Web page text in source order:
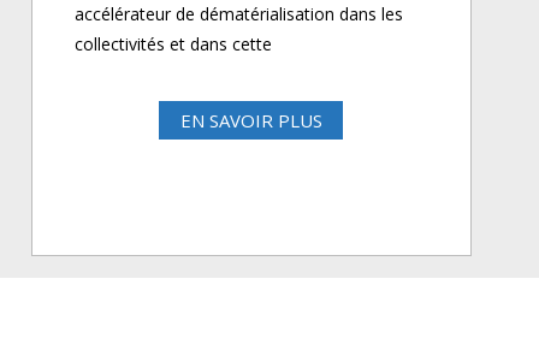
accélérateur de dématérialisation dans les
collectivités et dans cette
EN SAVOIR PLUS